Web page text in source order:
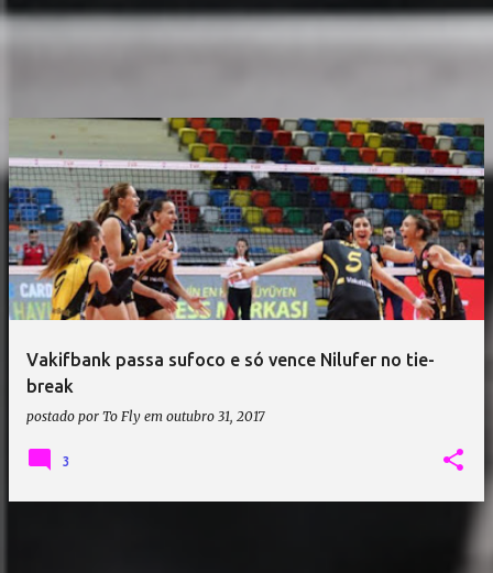
Vakifbank passa sufoco e só vence Nilufer no tie-
break
postado por To Fly em outubro 31, 2017
3